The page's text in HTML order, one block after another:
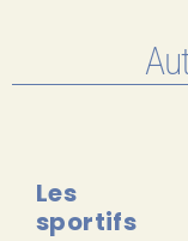
Les
sportifs